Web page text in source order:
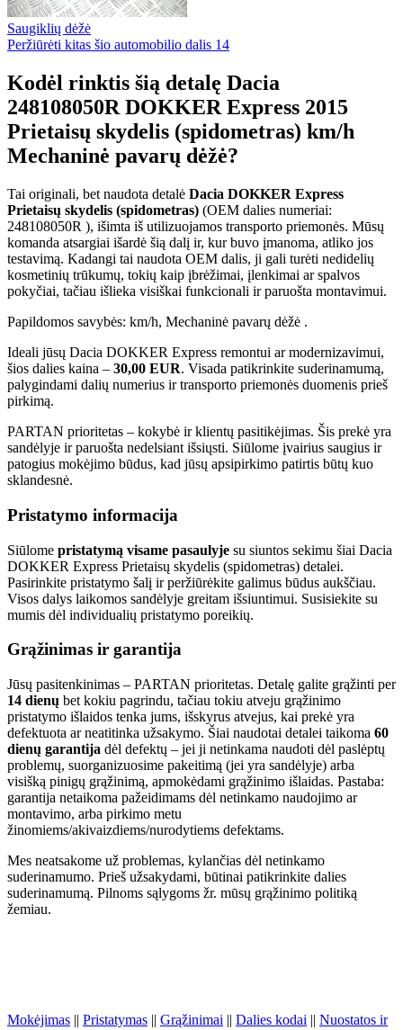
Saugiklių dėžė
Peržiūrėti kitas šio automobilio dalis 14
Kodėl rinktis šią detalę Dacia
248108050R DOKKER Express 2015
Prietaisų skydelis (spidometras) km/h
Mechaninė pavarų dėžė?
Tai originali, bet naudota detalė Dacia DOKKER Express
Prietaisų skydelis (spidometras) (OEM dalies numeriai:
248108050R ), išimta iš utilizuojamos transporto priemonės. Mūsų
komanda atsargiai išardė šią dalį ir, kur buvo įmanoma, atliko jos
testavimą. Kadangi tai naudota OEM dalis, ji gali turėti nedidelių
kosmetinių trūkumų, tokių kaip įbrėžimai, įlenkimai ar spalvos
pokyčiai, tačiau išlieka visiškai funkcionali ir paruošta montavimui.
Papildomos savybės: km/h, Mechaninė pavarų dėžė .
Ideali jūsų Dacia DOKKER Express remontui ar modernizavimui,
šios dalies kaina – 30,00 EUR. Visada patikrinkite suderinamumą,
palygindami dalių numerius ir transporto priemonės duomenis prieš
pirkimą.
PARTAN prioritetas – kokybė ir klientų pasitikėjimas. Šis prekė yra
sandėlyje ir paruošta nedelsiant išsiųsti. Siūlome įvairius saugius ir
patogius mokėjimo būdus, kad jūsų apsipirkimo patirtis būtų kuo
sklandesnė.
Pristatymo informacija
Siūlome pristatymą visame pasaulyje su siuntos sekimu šiai Dacia
DOKKER Express Prietaisų skydelis (spidometras) detalei.
Pasirinkite pristatymo šalį ir peržiūrėkite galimus būdus aukščiau.
Visos dalys laikomos sandėlyje greitam išsiuntimui. Susisiekite su
mumis dėl individualių pristatymo poreikių.
Grąžinimas ir garantija
Jūsų pasitenkinimas – PARTAN prioritetas. Detalę galite grąžinti per
14 dienų bet kokiu pagrindu, tačiau tokiu atveju grąžinimo
pristatymo išlaidos tenka jums, išskyrus atvejus, kai prekė yra
defektuota ar neatitinka užsakymo. Šiai naudotai detalei taikoma 60
dienų garantija dėl defektų – jei ji netinkama naudoti dėl paslėptų
problemų, suorganizuosime pakeitimą (jei yra sandėlyje) arba
visišką pinigų grąžinimą, apmokėdami grąžinimo išlaidas. Pastaba:
garantija netaikoma pažeidimams dėl netinkamo naudojimo ar
montavimo, arba pirkimo metu
žinomiems/akivaizdiems/nurodytiems defektams.
Mes neatsakome už problemas, kylančias dėl netinkamo
suderinamumo. Prieš užsakydami, būtinai patikrinkite dalies
suderinamumą. Pilnoms sąlygoms žr. mūsų grąžinimo politiką
žemiau.
Mokėjimas || Pristatymas || Grąžinimai || Dalies kodai || Nuostatos ir